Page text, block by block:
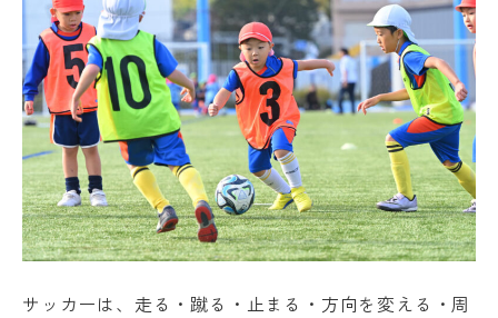
サッカーは、走る・蹴る・止まる・方向を変える・周